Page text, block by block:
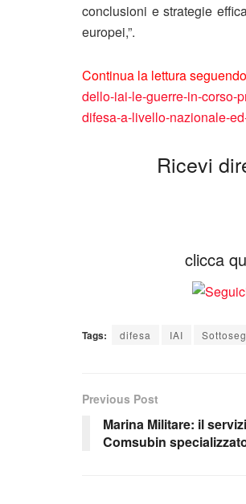
conclusioni e strategie
europei,”.
Continua la lettura
dello-iai-le-guerre-in-corso-
difesa-a-livello-nazionale-
Ricevi
clicca
Tags: difesa IAI
Previous Post
Marina Militare: il
Comsubin